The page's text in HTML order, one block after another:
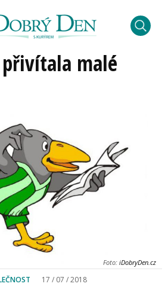
malé
Foto: iDobryDen.cz
17 / 07 / 2018